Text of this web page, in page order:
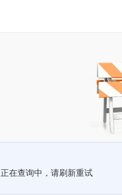
正在查询中，请刷新重试